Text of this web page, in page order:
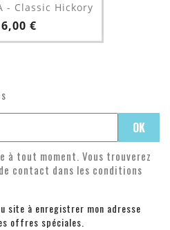
- Classic Hickory
€
à tout moment. Vous trouverez
contact dans les conditions
site à enregistrer mon adresse
offres spéciales.